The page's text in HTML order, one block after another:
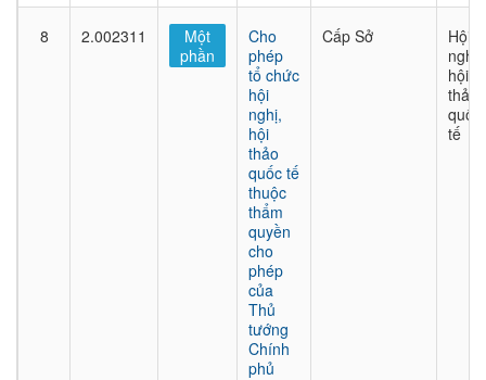
8 2.002311
Một
phần
Cho
phép
tổ chức
hội
nghị,
hội
thảo
quốc tế
thuộc
thẩm
quyền
cho
phép
của
Thủ
tướng
Chính
phủ
Cấp Sở
Hội
nghị,
hội
thảo
quốc
tế